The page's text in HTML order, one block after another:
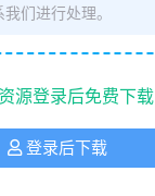
们进行处理。
源登录后免费下载
登录后下载